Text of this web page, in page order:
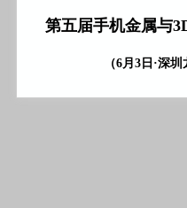
第五届手机金属与
（6月3日·深